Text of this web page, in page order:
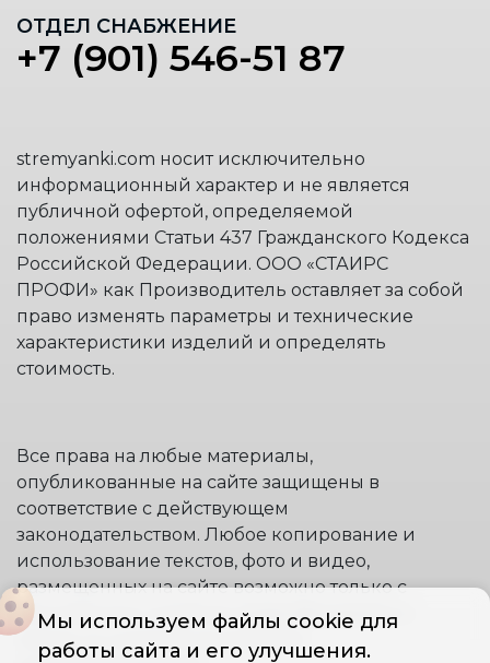
Мы используем файлы cookie для
работы сайта и его улучшения.
ОТДЕЛ СНАБЖЕНИЕ
+7 (901) 546-51 87
stremyanki.com носит исключительно
информационный характер и не является
публичной офертой, определяемой
положениями Статьи 437 Гражданского Кодекса
Российской Федерации. ООО «СТАИРС
ПРОФИ» как Производитель оставляет за собой
право изменять параметры и технические
характеристики изделий и определять
стоимость.
Все права на любые материалы,
опубликованные на сайте защищены в
соответствие с действующем
законодательством. Любое копирование и
использование текстов, фото и видео,
размещенных на сайте возможно только с
письменного согласия правообладателя и
только со ссылкой на источник: